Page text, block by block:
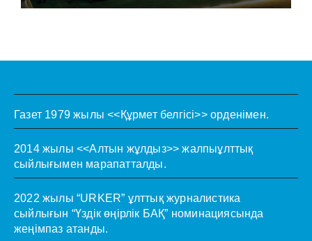
Газет 1979 жылы <<Құрмет белгісі>> орденімен.
2014 жылы <<Алтын жұлдыз>> жалпыұлттық
сыйлығымен марапатталды.
2022 жылы “URKER” ұлттық журналистика
сыйлығын “Үздік өңірлік БАҚ” номинациясында
жеңімпаз атанды.